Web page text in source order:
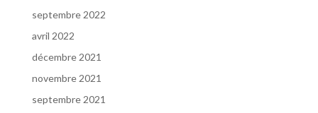
septembre 2022
avril 2022
décembre 2021
novembre 2021
septembre 2021